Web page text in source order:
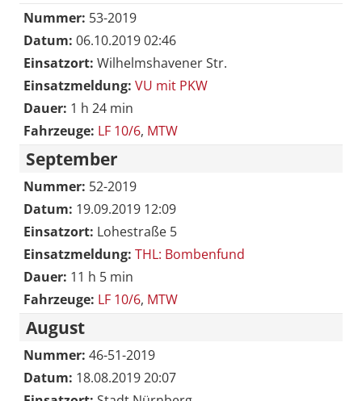
Nummer: 53-2019
Datum: 06.10.2019 02:46
Einsatzort: Wilhelmshavener Str.
Einsatzmeldung: VU mit PKW
Dauer: 1 h 24 min
Fahrzeuge: LF 10/6, MTW
September
Nummer: 52-2019
Datum: 19.09.2019 12:09
Einsatzort: Lohestraße 5
Einsatzmeldung: THL: Bombenfund
Dauer: 11 h 5 min
Fahrzeuge: LF 10/6, MTW
August
Nummer: 46-51-2019
Datum: 18.08.2019 20:07